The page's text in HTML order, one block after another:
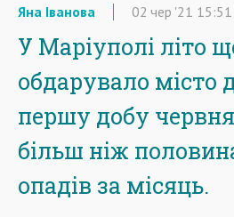
Яна Іванова 02 чер '21 15:51
У Маріуполі літо
обдарувало місто
першу добу
більш ніж
опадів за місяць.